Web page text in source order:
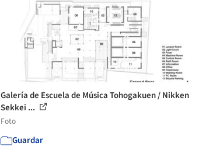
Galería de Escuela de Música Tohogakuen / Nikken
Sekkei ...
Foto
Guardar